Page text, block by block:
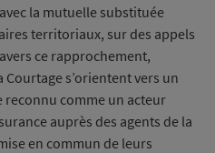
la mutuelle substituée
territoriaux, sur des appels
ce rapprochement,
s’orientent vers un
reconnu comme un acteur
auprès des agents de la
en commun de leurs